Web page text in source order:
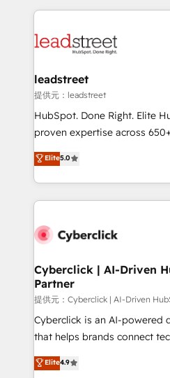
HubSpot projects for mid-
combine HubSpot, data,
and technology for
growth. Our expertise spans
architecture, AI enablement,
delivered through our
Partner and ISO 27001:2022
we blend strategy, creativity,
leadstreet
提供元：leadstreet
HubSpot. Done Right. Elite
proven expertise across
implementations. With 12+ years of HubSpot
experience, we help you use
to its fullest capacity,
website, or build your new
Elite5.0
Cyberclick | AI-Driven
Partner
提供元：Cyberclick | AI-Driven
Cyberclick is an AI-powered
that helps brands connect
creativity to achieve
Barcelona and operating
Elite4.9